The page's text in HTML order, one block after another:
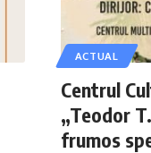
ACTUAL
Centrul
„Teodor
frumos